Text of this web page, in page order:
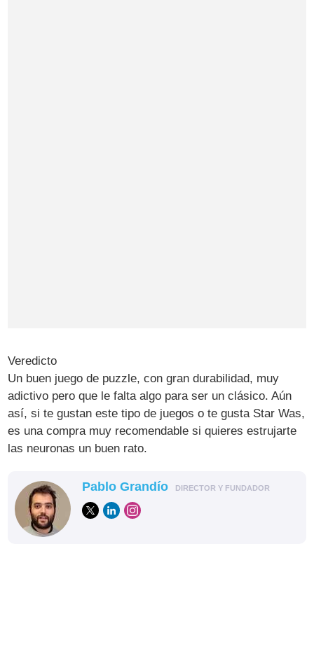
Veredicto
Un buen juego de puzzle, con gran durabilidad, muy
adictivo pero que le falta algo para ser un clásico. Aún
así, si te gustan este tipo de juegos o te gusta Star Was,
es una compra muy recomendable si quieres estrujarte
las neuronas un buen rato.
Pablo Grandío DIRECTOR Y FUNDADOR